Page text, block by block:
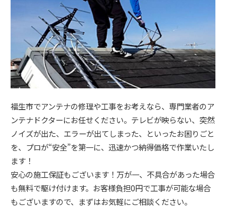
福生市でアンテナの修理や工事をお考えなら、専門業者のア
ンテナドクターにお任せください。テレビが映らない、突然
ノイズが出た、エラーが出てしまった、といったお困りごと
を、プロが“安全”を第一に、迅速かつ納得価格で作業いたし
ます！
安心の施工保証もございます！万が一、不具合があった場合
も無料で駆け付けます。お客様負担0円で工事が可能な場合
もございますので、まずはお気軽にご相談ください。